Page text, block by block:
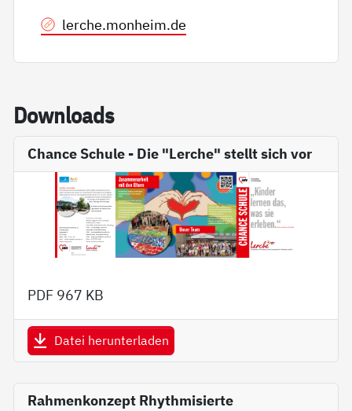
lerche.monheim.de
Down­loads
Chance Schule - Die "Lerche" stellt sich vor
PDF 967 KB
Datei herunterladen
Rahmenkonzept Rhythmisierte